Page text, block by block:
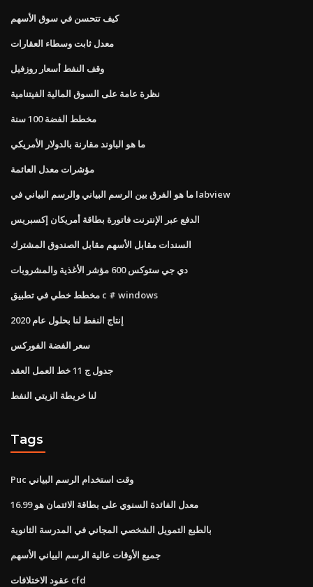
كيف تتحسن في سوق الأسهم
معدل ثابت وسطاء العقارات
وقف النفط أسعار روزفيل
نظرة عامة على السوق المالية الفيتنامية
مخطط الفضة 100 سنة
ما هو الباوند مقارنة بالدولار الأمريكي
مؤشرات معدل العائمة
ما هو الفرق بين الرسم البياني والرسم البياني في labview
الدفع عبر الإنترنت فاتورة بطاقة أمريكان إكسبريس
السندات مقابل الأسهم مقابل الصندوق المشترك
دي جي ستوكس 600 مؤشر الأغذية والمشروبات
مخطط خطي في تطبيق c # windows
إنتاج النفط لنا بحلول عام 2020
سعر الفضة الفوركس
جدول ج 11 خط العمل العقد
لنا خريطة الزيتي النفط
Tags
Puc وقت استخدام الرسم البياني
معدل الفائدة السنوي على بطاقة الائتمان هو 16.99
بالطبع التمويل الشخصي المجاني في المدرسة الثانوية
جميع الأوقات عالية الرسم البياني الأسهم
عقود الاختلافات cfd